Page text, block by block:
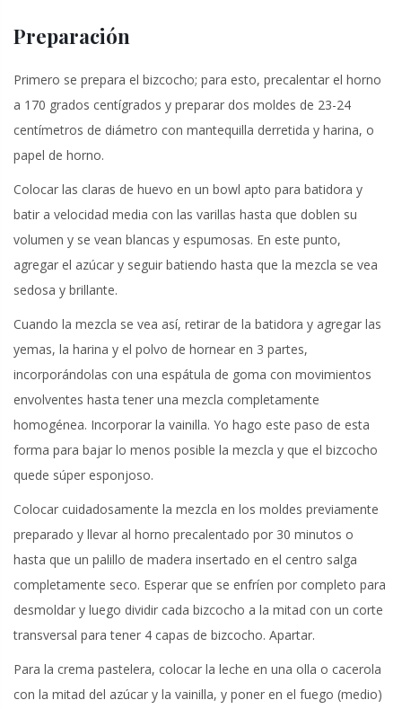
Preparación
Primero se prepara el bizcocho; para esto, precalentar el horno
a 170 grados centígrados y preparar dos moldes de 23-24
centímetros de diámetro con mantequilla derretida y harina, o
papel de horno.
Colocar las claras de huevo en un bowl apto para batidora y
batir a velocidad media con las varillas hasta que doblen su
volumen y se vean blancas y espumosas. En este punto,
agregar el azúcar y seguir batiendo hasta que la mezcla se vea
sedosa y brillante.
Cuando la mezcla se vea así, retirar de la batidora y agregar las
yemas, la harina y el polvo de hornear en 3 partes,
incorporándolas con una espátula de goma con movimientos
envolventes hasta tener una mezcla completamente
homogénea. Incorporar la vainilla. Yo hago este paso de esta
forma para bajar lo menos posible la mezcla y que el bizcocho
quede súper esponjoso.
Colocar cuidadosamente la mezcla en los moldes previamente
preparado y llevar al horno precalentado por 30 minutos o
hasta que un palillo de madera insertado en el centro salga
completamente seco. Esperar que se enfríen por completo para
desmoldar y luego dividir cada bizcocho a la mitad con un corte
transversal para tener 4 capas de bizcocho. Apartar.
Para la crema pastelera, colocar la leche en una olla o cacerola
con la mitad del azúcar y la vainilla, y poner en el fuego (medio)